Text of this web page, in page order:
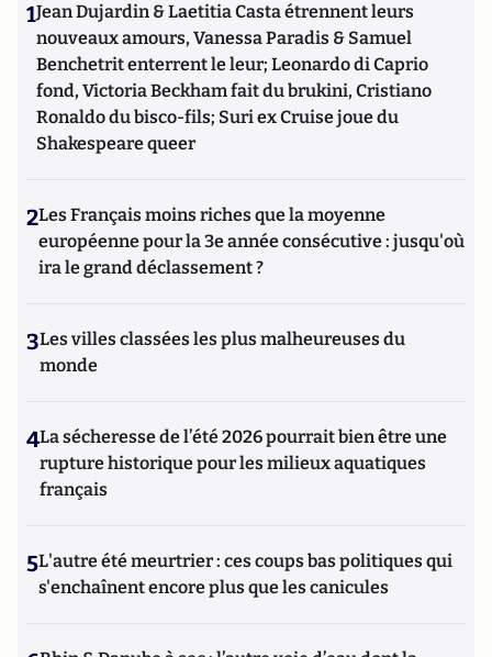
1Jean Dujardin & Laetitia Casta étrennent leurs
nouveaux amours, Vanessa Paradis & Samuel
Benchetrit enterrent le leur; Leonardo di Caprio
fond, Victoria Beckham fait du brukini, Cristiano
Ronaldo du bisco-fils; Suri ex Cruise joue du
Shakespeare queer
2Les Français moins riches que la moyenne
européenne pour la 3e année consécutive : jusqu'où
ira le grand déclassement ?
3Les villes classées les plus malheureuses du
monde
4La sécheresse de l’été 2026 pourrait bien être une
rupture historique pour les milieux aquatiques
français
5L'autre été meurtrier : ces coups bas politiques qui
s'enchaînent encore plus que les canicules